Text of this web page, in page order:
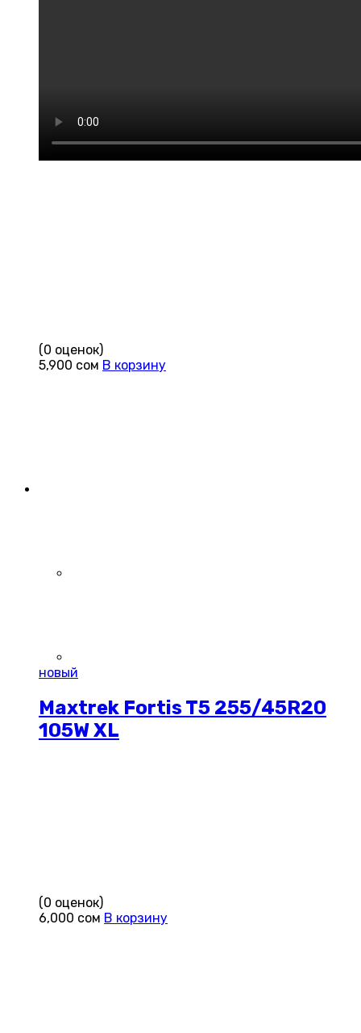
(0 оценок)
5,900 сом В корзину
новый
Maxtrek Fortis T5 255/45R20
105W XL
(0 оценок)
6,000 сом В корзину